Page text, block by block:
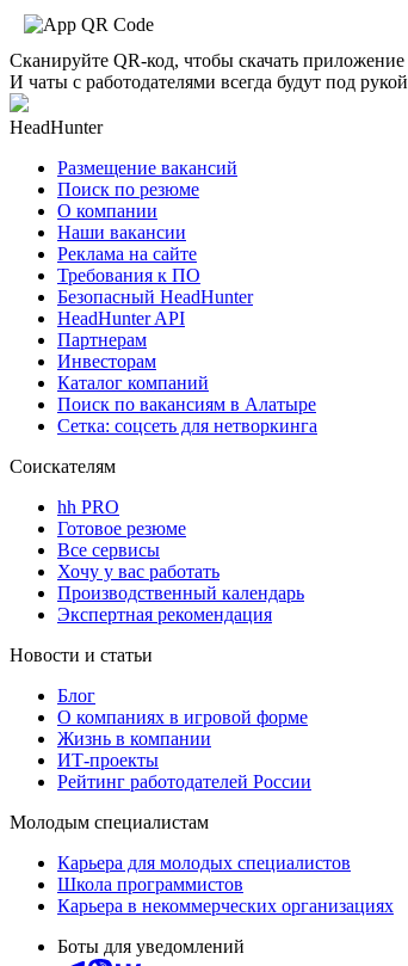
Сканируйте QR-код, чтобы скачать приложение
И чаты с работодателями всегда будут под рукой
HeadHunter
Размещение вакансий
Поиск по резюме
О компании
Наши вакансии
Реклама на сайте
Требования к ПО
Безопасный HeadHunter
HeadHunter API
Партнерам
Инвесторам
Каталог компаний
Поиск по вакансиям в Алатыре
Сетка: соцсеть для нетворкинга
Соискателям
hh PRO
Готовое резюме
Все сервисы
Хочу у вас работать
Производственный календарь
Экспертная рекомендация
Новости и статьи
Блог
О компаниях в игровой форме
Жизнь в компании
ИТ-проекты
Рейтинг работодателей России
Молодым специалистам
Карьера для молодых специалистов
Школа программистов
Карьера в некоммерческих организациях
Боты для уведомлений